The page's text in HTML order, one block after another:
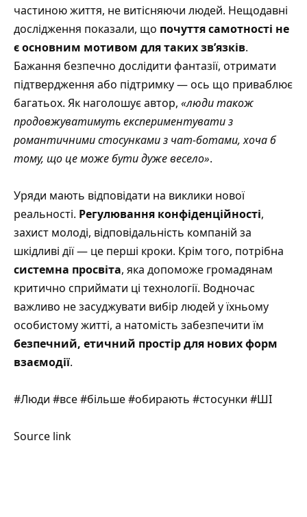
частиною життя, не витісняючи людей. Нещодавні
дослідження показали, що почуття самотності не
є основним мотивом для таких зв’язків.
Бажання безпечно дослідити фантазії, отримати
підтвердження або підтримку — ось що приваблює
багатьох. Як наголошує автор, «люди також
продовжуватимуть експериментувати з
романтичними стосунками з чат-ботами, хоча б
тому, що це може бути дуже весело».
Уряди мають відповідати на виклики нової
реальності. Регулювання конфіденційності,
захист молоді, відповідальність компаній за
шкідливі дії — це перші кроки. Крім того, потрібна
системна просвіта, яка допоможе громадянам
критично сприймати ці технології. Водночас
важливо не засуджувати вибір людей у їхньому
особистому житті, а натомість забезпечити їм
безпечний, етичний простір для нових форм
взаємодії.
#Люди #все #більше #обирають #стосунки #ШІ
Source link